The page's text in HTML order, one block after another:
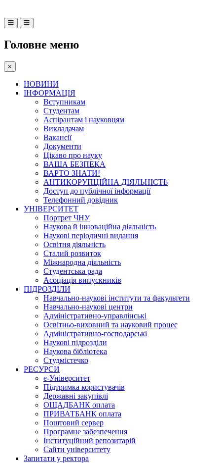
Головне меню
×
НОВИНИ
ІНФОРМАЦІЯ
Вступникам
Студентам
Аспірантам і науковцям
Викладачам
Вакансії
Документи
Цікаво про науку
ВАША БЕЗПЕКА
ВАРТО ЗНАТИ!
АНТИКОРУПЦІЙНА ДІЯЛЬНІСТЬ
Доступ до публічної інформації
Телефонний довідник
УНІВЕРСИТЕТ
Портрет ЧНУ
Наукова й інноваційна діяльність
Наукові періодичні видання
Освітня діяльність
Сталий розвиток
Міжнародна діяльність
Студентська рада
Асоціація випускників
ПІДРОЗДІЛИ
Навчально-наукові інститути та факультети
Навчально-наукові центри
Адміністративно-управлінські
Освітньо-виховний та науковий процес
Адміністративно-господарські
Наукові підрозділи
Наукова бібліотека
Студмістечко
РЕСУРСИ
е-Університет
Підтримка користувачів
Державні закупівлі
ОЩАДБАНК оплата
ПРИВАТБАНК оплата
Поштовий сервер
Програмне забезпечення
Інституційний репозитарій
Сайти університету
Запитати у ректора